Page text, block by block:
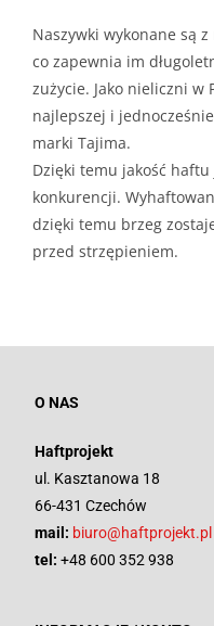
Naszywki wykonane są
co zapewnia im
zużycie. Jako nieliczni w
najlepszej i
marki Tajima.
Dzięki temu jakość
konkurencji.
dzięki temu brzeg
przed strzępieniem.
O NAS
Haftprojekt
ul. Kasztanowa 18
66-431 Czechów
mail: biuro@haftprojekt.pl
tel: +48 600 352 938